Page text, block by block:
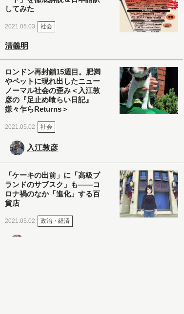
してみた
2021.05.03 社会
清義明
ロンドン再封鎖15週目。肥満
やペットに現れ出したニュー
ノーマル社会の歪み＜入江敦
彦の『足止め喰らい日記』
嫌々乍らReturns＞
2021.05.02 社会
入江敦彦
「ケーキの出前」に「高級ブ
ランドのサブスク」も――コ
ロナ禍のなか「進化」する百
貨店
2021.05.02 政治・経済